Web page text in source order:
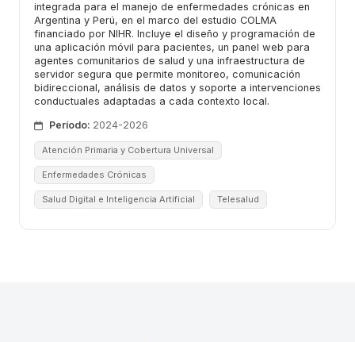
integrada para el manejo de enfermedades crónicas en
Argentina y Perú, en el marco del estudio COLMA
financiado por NIHR. Incluye el diseño y programación de
una aplicación móvil para pacientes, un panel web para
agentes comunitarios de salud y una infraestructura de
servidor segura que permite monitoreo, comunicación
bidireccional, análisis de datos y soporte a intervenciones
conductuales adaptadas a cada contexto local.
Período: 2024-2026
Atención Primaria y Cobertura Universal
Enfermedades Crónicas
Salud Digital e Inteligencia Artificial Telesalud